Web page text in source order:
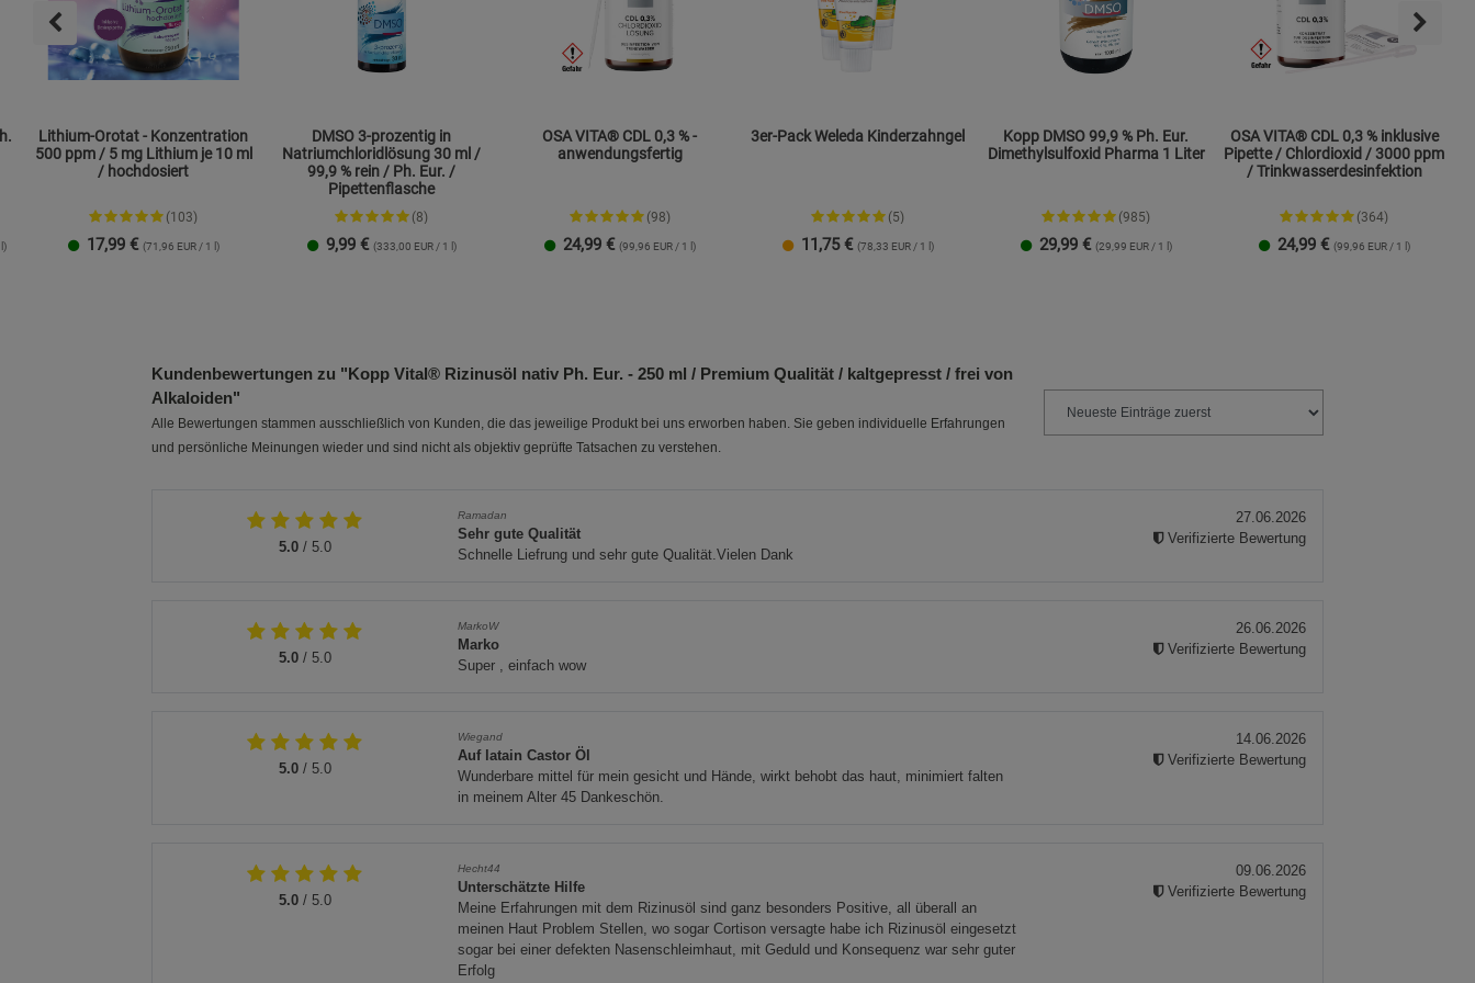
Lithium-Orotat - Konzentration
500 ppm / 5 mg Lithium je 10 ml
/ hochdosiert
(103)
17,99 € (71,96 EUR / 1 l)
DMSO 3-prozentig in
Natriumchloridlösung 30 ml /
99,9 % rein / Ph. Eur. /
Pipettenflasche
(8)
9,99 € (333,00 EUR / 1 l)
OSA VITA® CDL 0,3 % -
anwendungsfertig
(98)
24,99 € (99,96 EUR / 1 l)
3er-Pack Weleda Kinderzahngel
(5)
11,75 € (78,33 EUR / 1 l)
Kopp DMSO 99,9 % Ph. Eur.
Dimethylsulfoxid Pharma 1 Liter
(985)
29,99 € (29,99 EUR / 1 l)
OSA VITA® CDL 0,3 % inklusive
Pipette / Chlordioxid / 3000 ppm
/ Trinkwasserdesinfektion
(364)
24,99 € (99,96 EUR / 1 l)
Kundenbewertungen zu "Kopp Vital® Rizinusöl nativ Ph. Eur. - 250 ml / Premium Qualität / kaltgepresst / frei von
Alkaloiden"
Alle Bewertungen stammen ausschließlich von Kunden, die das jeweilige Produkt bei uns erworben haben. Sie geben individuelle Erfahrungen
und persönliche Meinungen wieder und sind nicht als objektiv geprüfte Tatsachen zu verstehen.
5.0/ 5.0
Ramadan
Sehr gute Qualität
Schnelle Liefrung und sehr gute Qualität.Vielen Dank
27.06.2026
Verifizierte Bewertung
5.0/ 5.0
MarkoW
Marko
Super , einfach wow
26.06.2026
Verifizierte Bewertung
5.0/ 5.0
Wiegand
Auf latain Castor Öl
Wunderbare mittel für mein gesicht und Hände, wirkt behobt das haut, minimiert falten
in meinem Alter 45 Dankeschön.
14.06.2026
Verifizierte Bewertung
5.0/ 5.0
Hecht44
Unterschätzte Hilfe
Meine Erfahrungen mit dem Rizinusöl sind ganz besonders Positive, all überall an
meinen Haut Problem Stellen, wo sogar Cortison versagte habe ich Rizinusöl eingesetzt
sogar bei einer defekten Nasenschleimhaut, mit Geduld und Konsequenz war sehr guter
Erfolg
09.06.2026
Verifizierte Bewertung